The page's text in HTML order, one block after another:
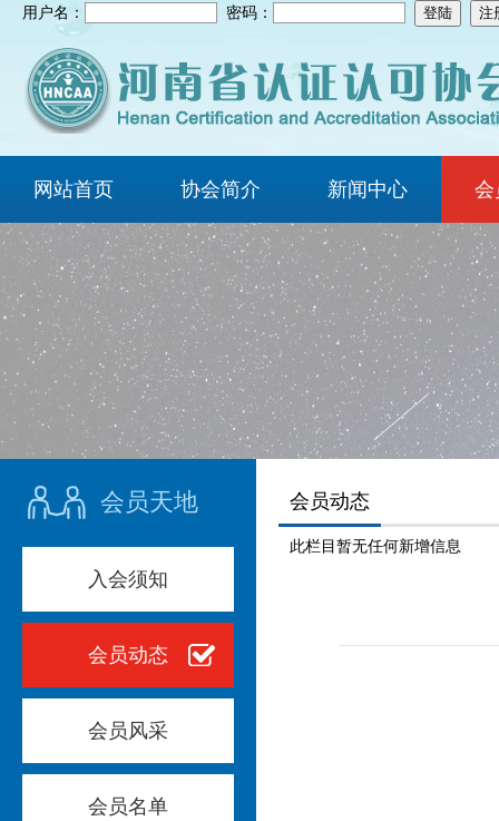
用户名： 密码：
网站首页 协会简介 新闻中心 会
会员天地
入会须知
会员动态
会员风采
会员名单
会员动态
此栏目暂无任何新增信息